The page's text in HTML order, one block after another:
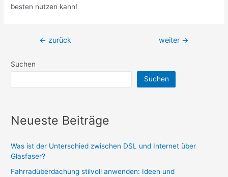
besten nutzen kann!
Beitragsnavigation
← zurück weiter →
Suchen
Suchen
Neueste Beiträge
Was ist der Unterschied zwischen DSL und Internet über
Glasfaser?
Fahrradüberdachung stilvoll anwenden: Ideen und